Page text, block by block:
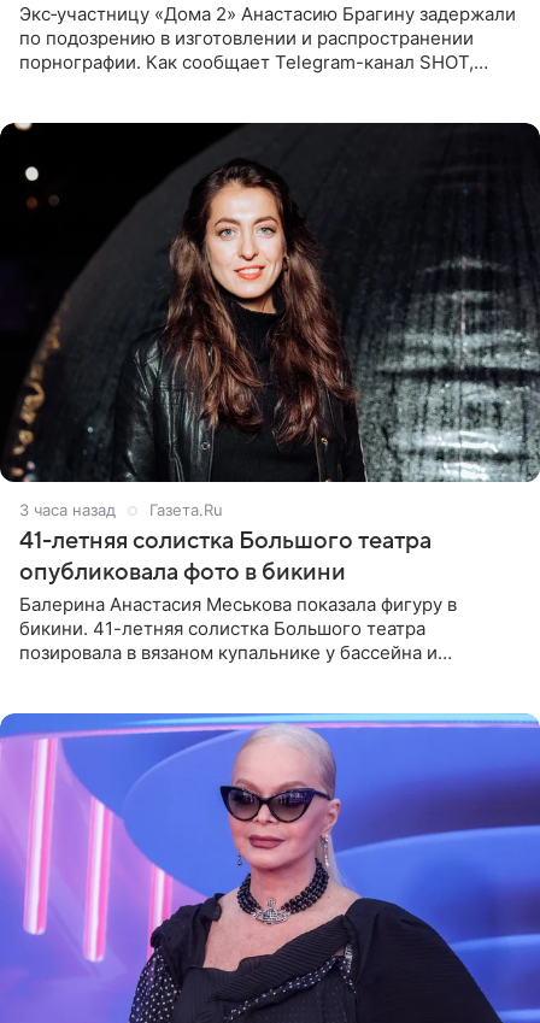
Экс‑участницу «Дома 2» Анастасию Брагину задержали
по подозрению в изготовлении и распространении
порнографии. Как сообщает Telegram-канал SHOT,
3 часа назад Газета.Ru
41-летняя солистка Большого театра
опубликовала фото в бикини
Балерина Анастасия Меськова показала фигуру в
бикини. 41-летняя солистка Большого театра
позировала в вязаном купальнике у бассейна и